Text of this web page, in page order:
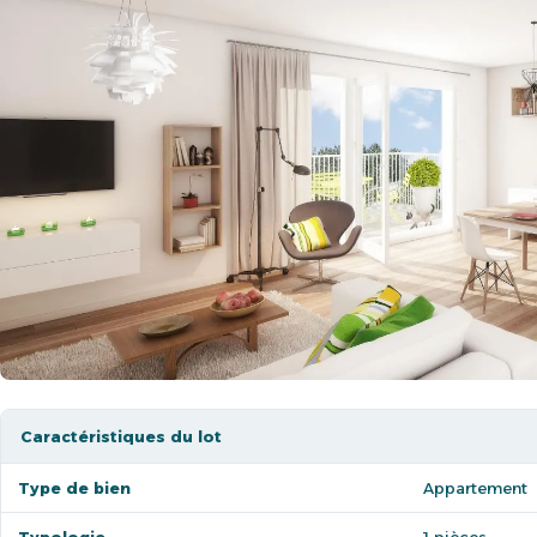
Caractéristiques du lot
Type de bien Appartement